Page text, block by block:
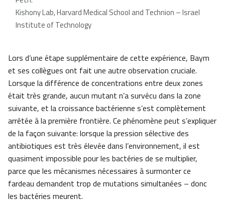
Kishony Lab, Harvard Medical School and Technion – Israel
Institute of Technology
Lors d’une étape supplémentaire de cette expérience, Baym
et ses collègues ont fait une autre observation cruciale.
Lorsque la différence de concentrations entre deux zones
était très grande, aucun mutant n’a survécu dans la zone
suivante, et la croissance bactérienne s’est complètement
arrêtée à la première frontière. Ce phénomène peut s’expliquer
de la façon suivante: lorsque la pression sélective des
antibiotiques est très élevée dans l’environnement, il est
quasiment impossible pour les bactéries de se multiplier,
parce que les mécanismes nécessaires à surmonter ce
fardeau demandent trop de mutations simultanées – donc
les bactéries meurent.